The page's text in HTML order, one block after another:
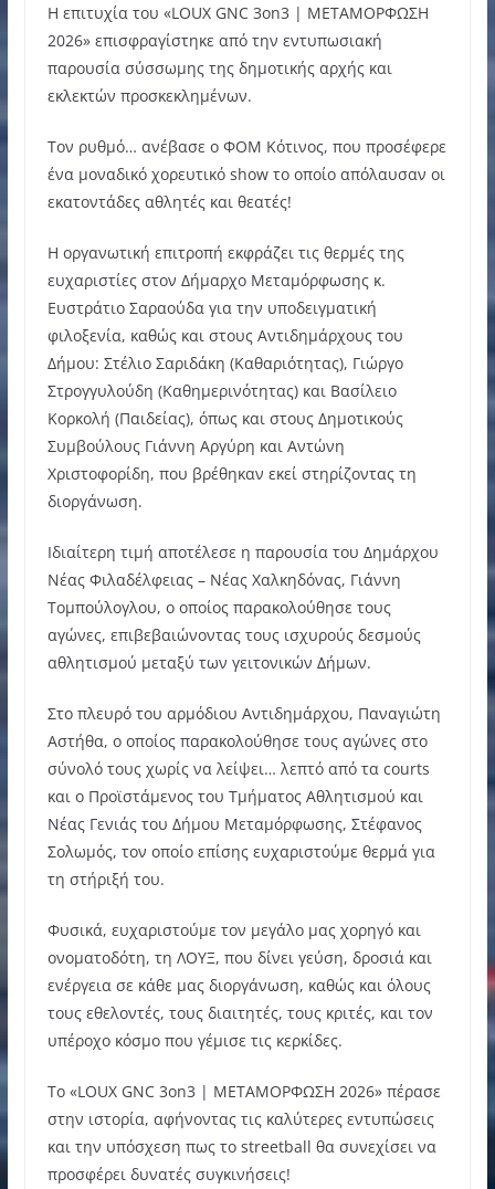
Η επιτυχία του «LOUX GNC 3on3 | ΜΕΤΑΜΟΡΦΩΣΗ
2026» επισφραγίστηκε από την εντυπωσιακή
παρουσία σύσσωμης της δημοτικής αρχής και
εκλεκτών προσκεκλημένων.
Τον ρυθμό… ανέβασε ο ΦΟΜ Κότινος, που προσέφερε
ένα μοναδικό χορευτικό show το οποίο απόλαυσαν οι
εκατοντάδες αθλητές και θεατές!
Η οργανωτική επιτροπή εκφράζει τις θερμές της
ευχαριστίες στον Δήμαρχο Μεταμόρφωσης κ.
Ευστράτιο Σαραούδα για την υποδειγματική
φιλοξενία, καθώς και στους Αντιδημάρχους του
Δήμου: Στέλιο Σαριδάκη (Καθαριότητας), Γιώργο
Στρογγυλούδη (Καθημερινότητας) και Βασίλειο
Κορκολή (Παιδείας), όπως και στους Δημοτικούς
Συμβούλους Γιάννη Αργύρη και Αντώνη
Χριστοφορίδη, που βρέθηκαν εκεί στηρίζοντας τη
διοργάνωση.
Ιδιαίτερη τιμή αποτέλεσε η παρουσία του Δημάρχου
Νέας Φιλαδέλφειας – Νέας Χαλκηδόνας, Γιάννη
Τομπούλογλου, ο οποίος παρακολούθησε τους
αγώνες, επιβεβαιώνοντας τους ισχυρούς δεσμούς
αθλητισμού μεταξύ των γειτονικών Δήμων.
Στο πλευρό του αρμόδιου Αντιδημάρχου, Παναγιώτη
Αστήθα, ο οποίος παρακολούθησε τους αγώνες στο
σύνολό τους χωρίς να λείψει… λεπτό από τα courts
και ο Προϊστάμενος του Τμήματος Αθλητισμού και
Νέας Γενιάς του Δήμου Μεταμόρφωσης, Στέφανος
Σολωμός, τον οποίο επίσης ευχαριστούμε θερμά για
τη στήριξή του.
Φυσικά, ευχαριστούμε τον μεγάλο μας χορηγό και
ονοματοδότη, τη ΛΟΥΞ, που δίνει γεύση, δροσιά και
ενέργεια σε κάθε μας διοργάνωση, καθώς και όλους
τους εθελοντές, τους διαιτητές, τους κριτές, και τον
υπέροχο κόσμο που γέμισε τις κερκίδες.
Το «LOUX GNC 3on3 | ΜΕΤΑΜΟΡΦΩΣΗ 2026» πέρασε
στην ιστορία, αφήνοντας τις καλύτερες εντυπώσεις
και την υπόσχεση πως το streetball θα συνεχίσει να
προσφέρει δυνατές συγκινήσεις!